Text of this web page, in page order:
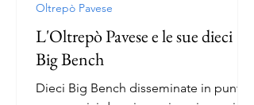
L'Oltrepò Pavese e le sue dieci
Big Bench
Dieci Big Bench disseminate in punti
Oltrepò Pavese